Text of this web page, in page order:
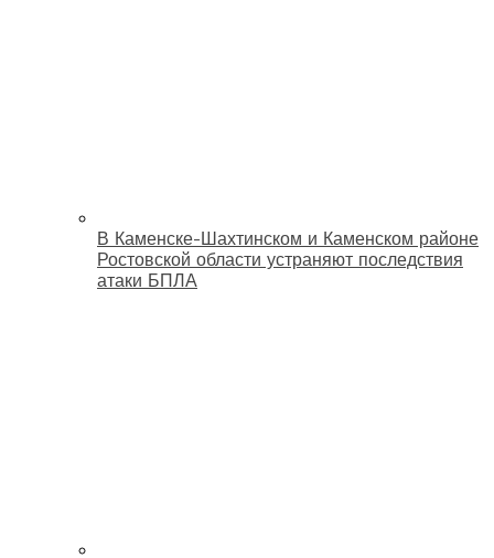
В Каменске-Шахтинском и Каменском районе
Ростовской области устраняют последствия
атаки БПЛА